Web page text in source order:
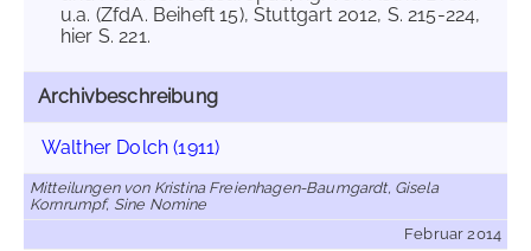
u.a. (ZfdA. Beiheft 15), Stuttgart 2012, S. 215-224,
hier S. 221.
Archivbeschreibung
Walther Dolch (1911)
Mitteilungen von Kristina Freienhagen-Baumgardt, Gisela
Kornrumpf, Sine Nomine
Februar 2014